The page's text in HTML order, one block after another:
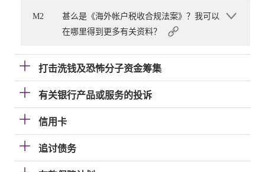
M2
甚么是《海外帐户税收合规法案》？我可以
在哪里得到更多有关资料？
打击洗钱及恐怖分子资金筹集
有关银行产品或服务的投诉
信用卡
追讨债务